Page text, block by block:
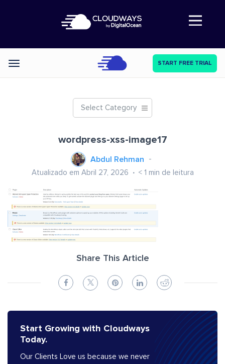
Abre a navegação
Categories START FREE TRIAL
Select Category
wordpress-xss-image17
Abdul Rehman
Atualizado em Abril 27, 2026 < 1 min de leitura
Share This Article
Start Growing with Cloudways
Today.
Our Clients Love us because we never